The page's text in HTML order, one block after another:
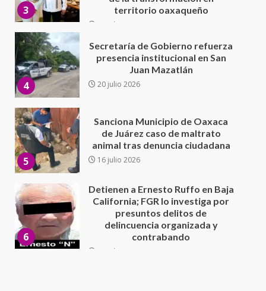
4 20 julio 2026
5
Sanciona Municipio de Oaxaca
de Juárez caso de maltrato
animal tras denuncia ciudadana
16 julio 2026
6
California; FGR lo investiga por
presuntos delitos de
delincuencia organizada y
contrabando
7
Sin paso carretera Oaxaca-
Cuacnopalan
26 junio 2026